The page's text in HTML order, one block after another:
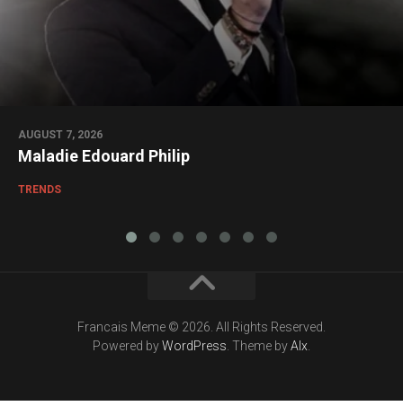
AUGUST 7, 2026
Maladie Edouard Philip
TRENDS
Francais Meme © 2026. All Rights Reserved.
Powered byWordPress. Theme byAlx.